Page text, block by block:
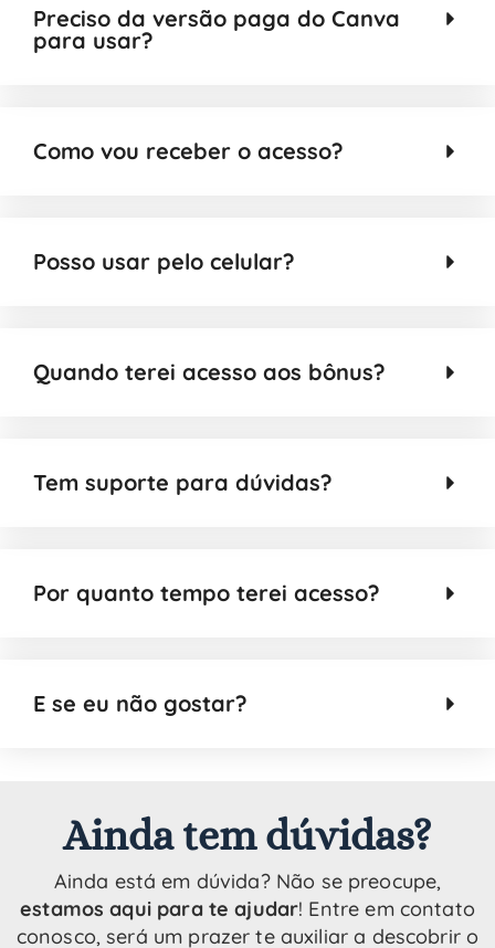
Preciso da versão paga do Canva
para usar?
Como vou receber o acesso?
Posso usar pelo celular?
Quando terei acesso aos bônus?
Tem suporte para dúvidas?
Por quanto tempo terei acesso?
E se eu não gostar?
Ainda tem dúvidas?
Ainda está em dúvida? Não se preocupe,
estamos aqui para te ajudar! Entre em contato
conosco, será um prazer te auxiliar a descobrir o